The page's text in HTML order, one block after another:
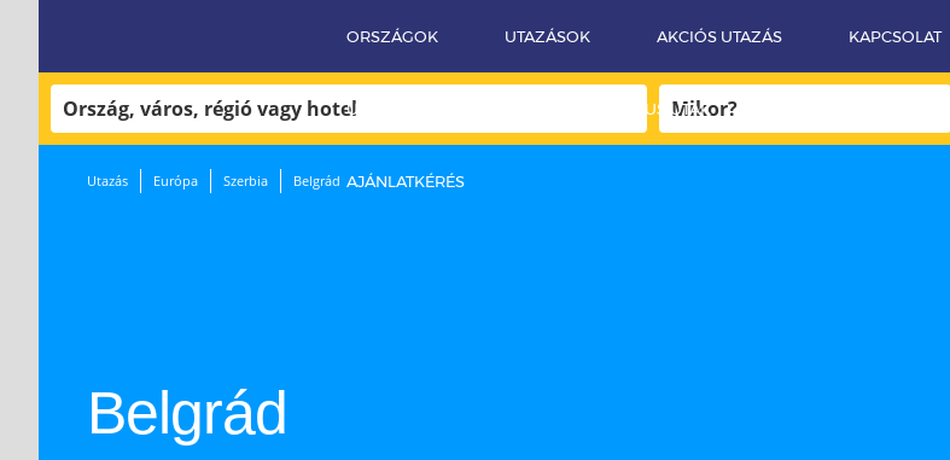
ORSZÁGOK UTAZÁSOK AKCIÓS UTAZÁS KAPCSOLAT
UTAZÁSI FELTÉTELEK EGZOTIKUS UTAK
AJÁNLATKÉRÉS
Utazás Európa Szerbia Belgrád
Belgrád
27°C
BELGRÁD